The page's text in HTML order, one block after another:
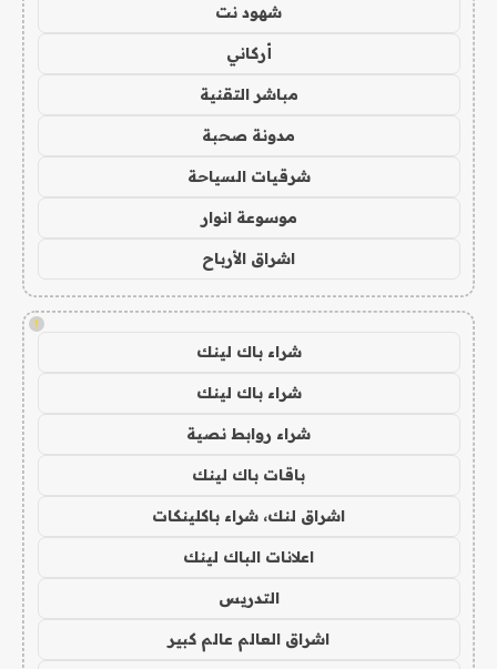
شهود نت
أركاني
مباشر التقنية
مدونة صحبة
شرقيات السياحة
موسوعة انوار
اشراق الأرباح
!
شراء باك لينك
شراء باك لينك
شراء روابط نصية
باقات باك لينك
اشراق لنك، شراء باكلينكات
اعلانات الباك لينك
التدريس
اشراق العالم عالم كبير